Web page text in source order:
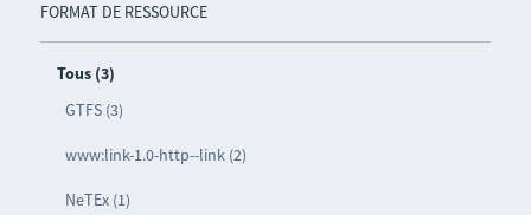
FORMAT DE RESSOURCE
Tous (3)
GTFS (3)
www:link-1.0-http--link (2)
NeTEx (1)